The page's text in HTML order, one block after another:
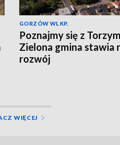
GORZÓW WLKP.
Poznajmy się z
Zielona gmina stawia
rozwój
WIĘCEJ